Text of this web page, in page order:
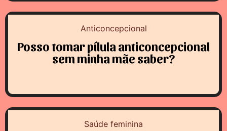
Anticoncepcional
Posso tomar pílula anticoncepcional
sem minha mãe saber?
Saúde feminina